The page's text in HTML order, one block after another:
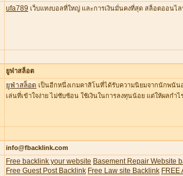
ufa789 เว็บแทงบอลที่ใหญ่ และการเงินมั่นคงที่สุด สล็อตออนไ
ยูฟ่าสล็อต
ยูฟ่าสล็อต เป็นอีกหนึ่งเกมคาสิโนที่ได้รับความนิยมจากนักพนัน
เล่นที่เข้าใจง่าย ไม่ซับซ้อน ใช้เงินในการลงทุนน้อย แต่ให้ผลกำ
info@fbacklink.com
Free backlink your website Basement Repair Website
Free Guest Post Backlink Free Law site Backlink FREE